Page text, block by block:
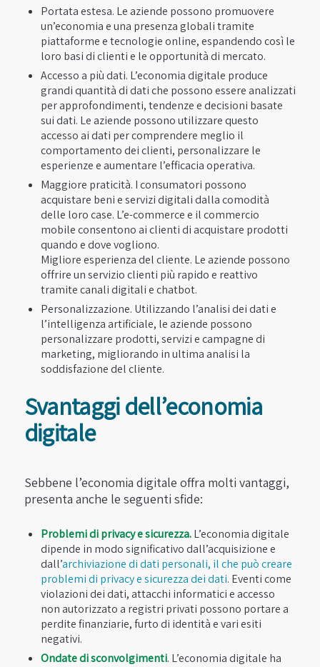
Portata estesa. Le aziende possono promuovere
un’economia e una presenza globali tramite
piattaforme e tecnologie online, espandendo così le
loro basi di clienti e le opportunità di mercato.
Accesso a più dati. L’economia digitale produce
grandi quantità di dati che possono essere analizzati
per approfondimenti, tendenze e decisioni basate
sui dati. Le aziende possono utilizzare questo
accesso ai dati per comprendere meglio il
comportamento dei clienti, personalizzare le
esperienze e aumentare l’efficacia operativa.
Maggiore praticità. I ​​consumatori possono
acquistare beni e servizi digitali dalla comodità
delle loro case. L’e-commerce e il commercio
mobile consentono ai clienti di acquistare prodotti
quando e dove vogliono.
Migliore esperienza del cliente. Le aziende possono
offrire un servizio clienti più rapido e reattivo
tramite canali digitali e chatbot.
Personalizzazione. Utilizzando l’analisi dei dati e
l’intelligenza artificiale, le aziende possono
personalizzare prodotti, servizi e campagne di
marketing, migliorando in ultima analisi la
soddisfazione del cliente.
Svantaggi dell’economia
digitale
Sebbene l’economia digitale offra molti vantaggi,
presenta anche le seguenti sfide:
Problemi di privacy e sicurezza.L’economia digitale
dipende in modo significativo dall’acquisizione e
dall’archiviazione di dati personali, il che può creare
problemi di privacy e sicurezza dei dati. Eventi come
violazioni dei dati, attacchi informatici e accesso
non autorizzato a registri privati ​​possono portare a
perdite finanziarie, furto di identità e vari esiti
negativi.
Ondate di sconvolgimenti. L’economia digitale ha